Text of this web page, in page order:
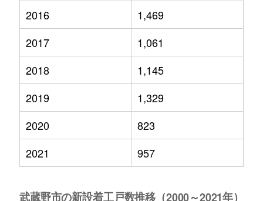
2016
1,469
2017
1,061
2018
1,145
2019
1,329
2020
823
2021
957